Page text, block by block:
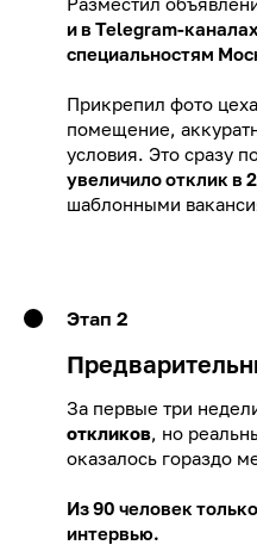
и в Telegram-
специальностям
Прикрепил фото
помещение,
условия. Это сразу
увеличило отклик в
шаблонными
Этап 2
За первые три
откликов, но
оказалось гораздо
Из 90 человек
интервью.